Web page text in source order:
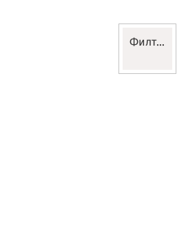
Филтери